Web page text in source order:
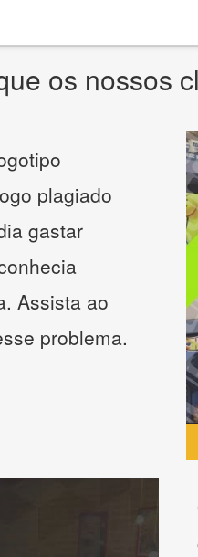
os nossos
plagiado
gastar
Assista ao
problema.